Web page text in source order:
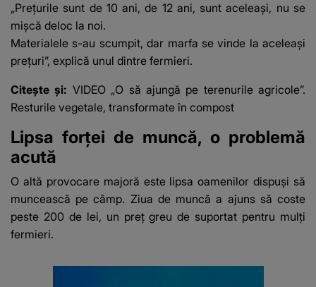
fanilor
„Prețurile sunt de 10 ani, de 12 ani, sunt aceleași, nu se
mișcă deloc la noi.
Materialele s-au scumpit, dar marfa se vinde la aceleași
prețuri”, explică unul dintre fermieri.
Citește și: VIDEO „O să ajungă pe terenurile agricole”.
Resturile vegetale, transformate în compost
Lipsa forței de muncă, o problemă
acută
O altă provocare majoră este lipsa oamenilor dispuși să
muncească pe câmp. Ziua de muncă a ajuns să coste
peste 200 de lei, un preț greu de suportat pentru mulți
fermieri.